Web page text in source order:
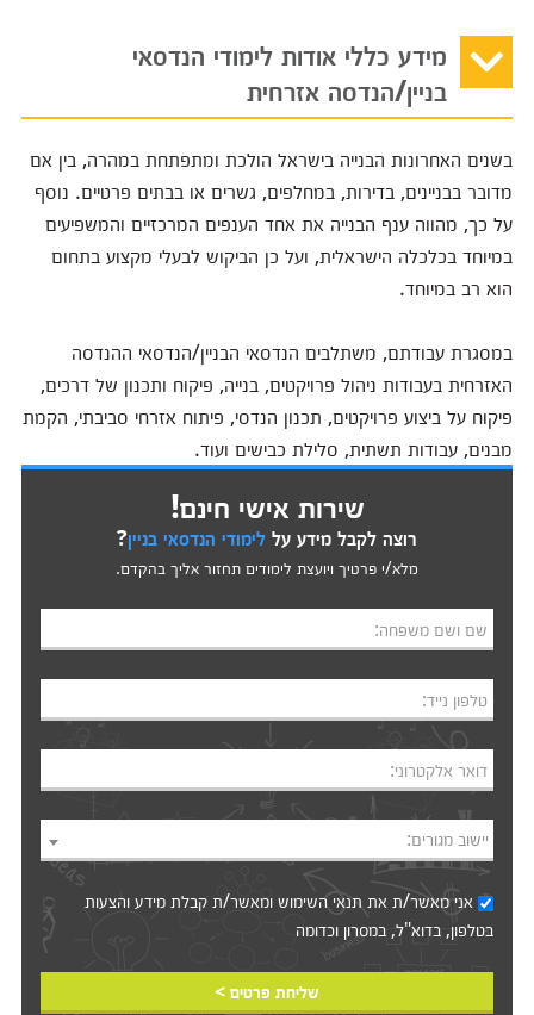
מידע כללי אודות לימודי הנדסאי
בניין/הנדסה אזרחית
בשנים האחרונות הבנייה בישראל הולכת ומתפתחת במהרה, בין אם
מדובר בבניינים, בדירות, במחלפים, גשרים או בבתים פרטיים. נוסף
על כך, מהווה ענף הבנייה את אחד הענפים המרכזיים והמשפיעים
במיוחד בכלכלה הישראלית, ועל כן הביקוש לבעלי מקצוע בתחום
הוא רב במיוחד.
במסגרת עבודתם, משתלבים הנדסאי הבניין/הנדסאי ההנדסה
האזרחית בעבודות ניהול פרויקטים, בנייה, פיקוח ותכנון של דרכים,
פיקוח על ביצוע פרויקטים, תכנון הנדסי, פיתוח אזרחי סביבתי, הקמת
מבנים, עבודות תשתית, סלילת כבישים ועוד.
שירות אישי חינם!
רוצה לקבל מידע על לימודי הנדסאי בניין?
מלא/י פרטיך ויועצת לימודים תחזור אליך בהקדם.
שם ושם משפחה:
טלפון נייד:
דואר אלקטרוני:
יישוב מגורים:
אני מאשר/ת אתתנאי השימושומאשר/ת קבלת מידע והצעות
בטלפון, בדוא"ל, במסרון וכדומה‎‎
שליחת פרטים >